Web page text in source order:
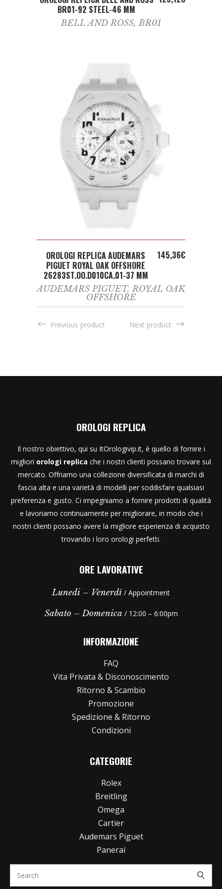
BR01-92 STEEL-46 MM
BELL AND ROSS,BR01
ADD TO CART
OROLOGI REPLICA AUDEMARS
PIGUET ROYAL OAK OFFSHORE
26283ST.OO.D010CA.01-37 MM
145,36€
AUDEMARS PIGUET, ROYAL OAK
OFFSHORE
Previous product Next product
OROLOGI REPLICA
Il nostro obiettivo, qui su ItOrologivip.it, è quello di fornire i
migliori orologi replica che i nostri clienti possano trovare sul
mercato. Offriamo una collezione diversificata di marchi di
fascia alta e una varietà di modelli per soddisfare qualsiasi
preferenza e gusto. Ci impegniamo a fornire prodotti di qualità
e lavoriamo continuamente per migliorare, in modo che i
nostri clienti possano avere la migliore esperienza di acquisto
trovando i loro orologi perfetti.
ORE LAVORATIVE
Lunedi – Venerdì / Appointment
Sabato – Domenica / 12:00 – 6:00pm
INFORMAZIONE
FAQ
Vita Privata & Disconoscimento
Ritorno & Scambio
Promozione
Spedizione & Ritorno
Condizioni
CATEGORIE
Rolex
Breitling
Omega
Cartier
Audemars Piguet
Panerai